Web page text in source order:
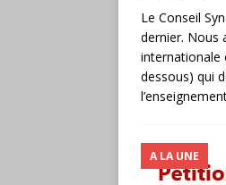
Le Conseil
dernier. Nous
internationale
dessous) qui
A LA UNE